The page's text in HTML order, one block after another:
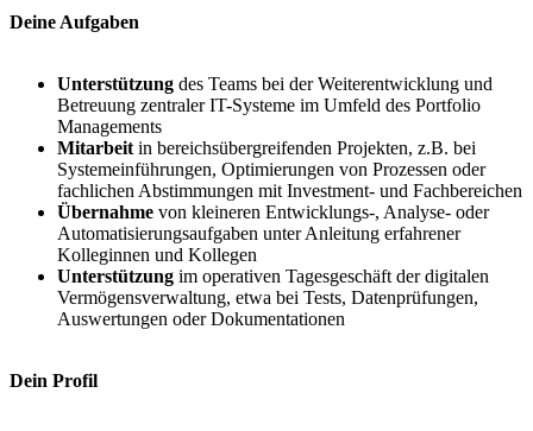
Deine Aufgaben
Unterstützung des Teams bei der Weiterentwicklung und
Betreuung zentraler IT-Systeme im Umfeld des Portfolio
Managements
Mitarbeit in bereichsübergreifenden Projekten, z.B. bei
Systemeinführungen, Optimierungen von Prozessen oder
fachlichen Abstimmungen mit Investment- und Fachbereichen
Übernahme von kleineren Entwicklungs-, Analyse- oder
Automatisierungsaufgaben unter Anleitung erfahrener
Kolleginnen und Kollegen
Unterstützung im operativen Tagesgeschäft der digitalen
Vermögensverwaltung, etwa bei Tests, Datenprüfungen,
Auswertungen oder Dokumentationen
Dein Profil